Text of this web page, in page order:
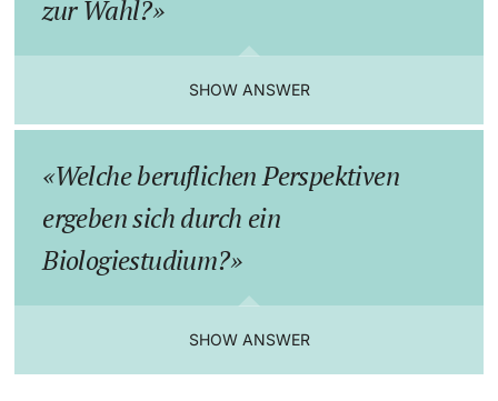
zur Wahl?
SHOW ANSWER
Welche beruflichen Perspektiven
ergeben sich durch ein
Biologiestudium?
SHOW ANSWER